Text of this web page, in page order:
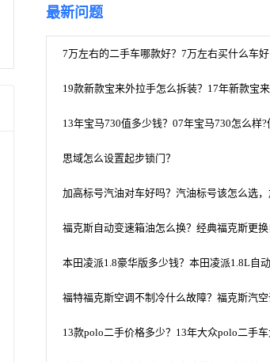
最新问题
7万左右的二手车哪款好？7万左右买什么车好
思域怎么设置起步锁门？